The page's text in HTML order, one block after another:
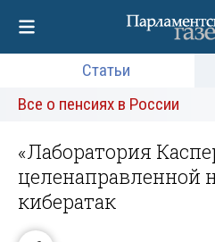
Статьи
Все о пенсиях в России
«Лаборатория
целенаправленной
кибератак